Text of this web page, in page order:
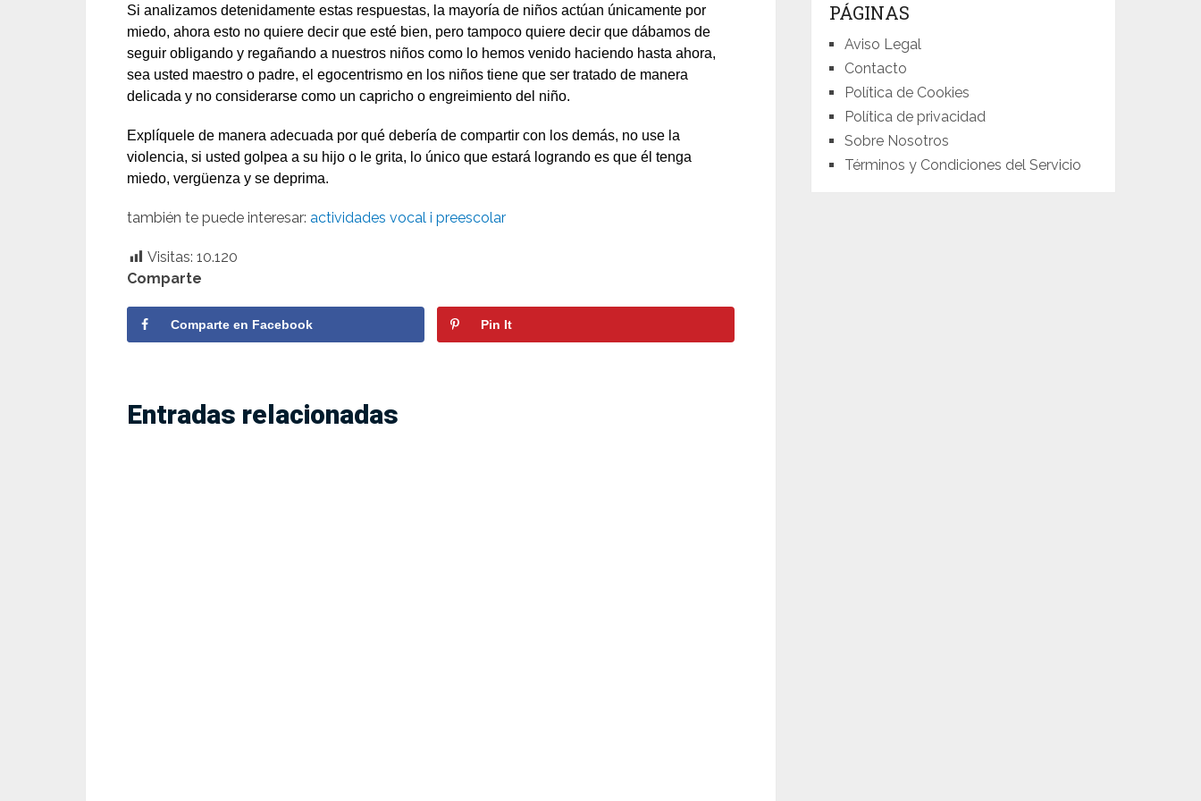
Si analizamos detenidamente estas respuestas, la mayoría de niños actúan únicamente por
miedo, ahora esto no quiere decir que esté bien, pero tampoco quiere decir que dábamos de
seguir obligando y regañando a nuestros niños como lo hemos venido haciendo hasta ahora,
sea usted maestro o padre, el egocentrismo en los niños tiene que ser tratado de manera
delicada y no considerarse como un capricho o engreimiento del niño.
Explíquele de manera adecuada por qué debería de compartir con los demás, no use la
violencia, si usted golpea a su hijo o le grita, lo único que estará logrando es que él tenga
miedo, vergüenza y se deprima.
también te puede interesar: actividades vocal i preescolar
Visitas: 10.120
Comparte
Comparte en Facebook Pin It
Entradas relacionadas
PÁGINAS
Aviso Legal
Contacto
Política de Cookies
Política de privacidad
Sobre Nosotros
Términos y Condiciones del Servicio